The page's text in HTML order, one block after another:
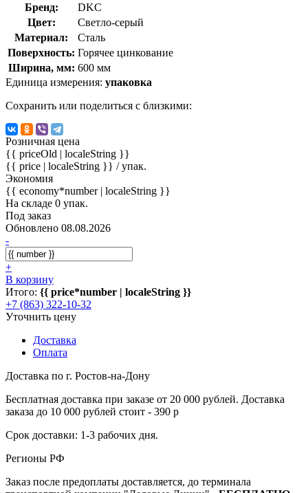
Бренд:
DKC
Цвет:
Светло-серый
Материал:
Сталь
Поверхность: Горячее цинкование
Ширина, мм: 600 мм
Единица измерения: упаковка
Сохранить или поделиться с близкими:
Розничная цена
{{ priceOld | localeString }}
{{ price | localeString }} / упак.
Экономия
{{ economy*number | localeString }}
На складе 0 упак.
Под заказ
Обновлено 08.08.2026
-
+
В корзину
Итого: {{ price*number | localeString }}
+7 (863) 322-10-32
Уточнить цену
Доставка
Оплата
Доставка по г. Ростов-на-Дону
Бесплатная доставка при заказе от 20 000 рублей. Доставка
заказа до 10 000 рублей стоит - 390 р
Срок доставки: 1-3 рабочих дня.
Регионы РФ
Заказ после предоплаты доставляется, до терминала